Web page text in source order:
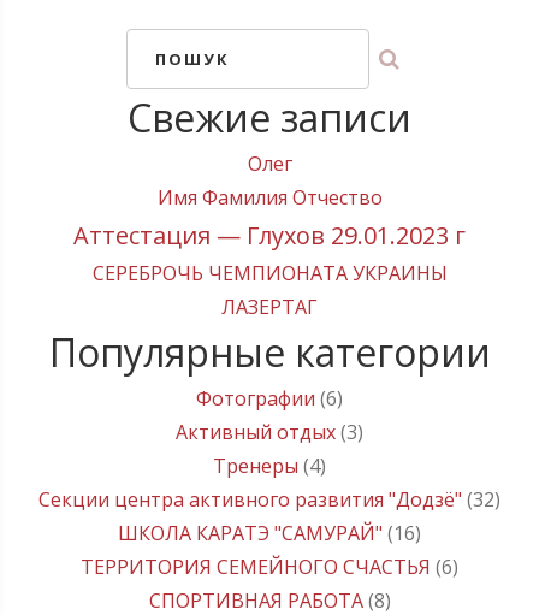
ПОШУК
Свежие записи
Олег
Имя Фамилия Отчество
Аттестация — Глухов 29.01.2023 г
СЕРЕБРОЧЬ ЧЕМПИОНАТА УКРАИНЫ
ЛАЗЕРТАГ
Популярные категории
Фотографии (6)
Активный отдых(3)
Тренеры (4)
Секции центра активного развития "Додзё" (32)
ШКОЛА КАРАТЭ "САМУРАЙ" (16)
ТЕРРИТОРИЯ СЕМЕЙНОГО СЧАСТЬЯ (6)
СПОРТИВНАЯ РАБОТА(8)